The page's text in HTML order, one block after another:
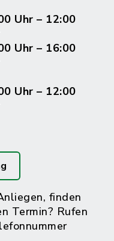
Uhr – 12:00
Uhr – 16:00
Uhr – 12:00
finden
Termin? Rufen